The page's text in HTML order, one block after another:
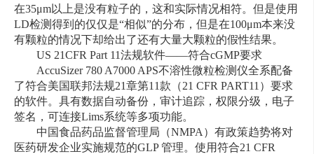
在35μm以上是没有粒子的，这和实际情况相符。但是使用
LD检测得到的仅仅是“相似”的分布，但是在100μm本来没
有颗粒的情况下却给出了还有大量大颗粒的假性结果。
US 21CFR Part 11法规软件——符合cGMP要求
AccuSizer 780 A7000 APS不溶性微粒检测仪全系配备
了符合美国联邦法规21章第11款（21 CFR PART11）要求
的软件。具有数据自动备份，审计追踪，权限分级，电子
签名，可连接Lims系统等多项功能。
中国食品药品监督管理局（NMPA）有政策趋势将对
医药研发企业实施规范的GLP 管理。使用符合21 CFR